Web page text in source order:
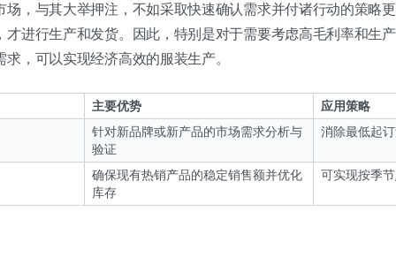
场，与其大举押注，不如采取快速确认需求并付诸行动的策略
才进行生产和发货。因此，特别是对于需要考虑高毛利率和生
，可以实现经济高效的服装生产。
主要优势
应用策略
针对新品牌或新产品的市场需求分析与
验证
消除最低起
确保现有热销产品的稳定销售额并优化
库存
可实现按季